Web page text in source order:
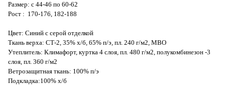
Размер: с 44-46 по 60-62
Рост : 170-176, 182-188
Цвет: Синий с серой отделкой
Ткань верха: СТ-2, 35% х/б, 65% п/э, пл. 240 г/м2, МВО
Утеплитель: Климафорт, куртка 4 слоя, пл. 480 г/м2, полукомбинезон -3
слоя, пл. 360 г/м2
Ветрозащитная ткань: 100% п/э
Подкладка:100% х/б